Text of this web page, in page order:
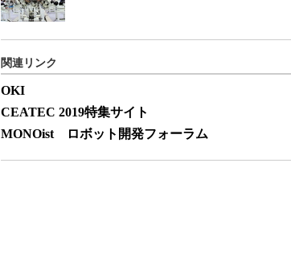
関連リンク
OKI
CEATEC 2019特集サイト
MONOist ロボット開発フォーラム